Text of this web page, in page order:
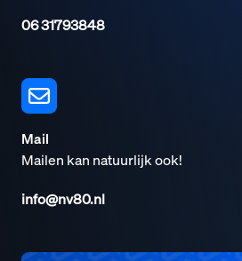
06 31793848
Mail
Mailen kan natuurlijk ook!
info@nv80.nl